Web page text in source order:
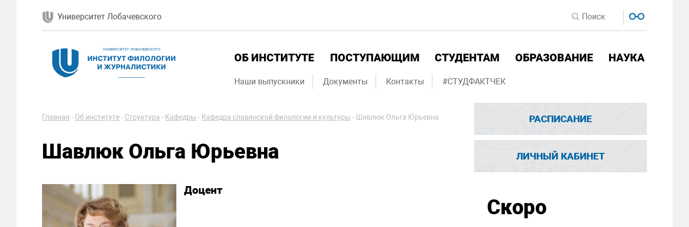
Университет Лобачевского
ОБ ИНСТИТУТЕ ПОСТУПАЮЩИМ СТУДЕНТАМ ОБРАЗОВАНИЕ НАУКА
Наши выпускники Документы Контакты #СТУДФАКТЧЕК
Главная - Об институте- Структура - Кафедры - Кафедра славянской филологии и культуры - Шавлюк Ольга Юрьевна
Шавлюк Ольга Юрьевна
Доцент
РАСПИСАНИЕ
ЛИЧНЫЙ КАБИНЕТ
Скоро